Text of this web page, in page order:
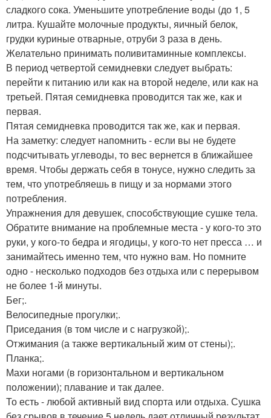
сладкого сока. Уменьшите употребление воды (до 1, 5
литра. Кушайте молочные продукты, яичный белок,
грудки куриные отварные, отруби 3 раза в день.
Желательно принимать поливитаминные комплексы.
В период четвертой семидневки следует выбрать:
перейти к питанию или как на второй неделе, или как на
третьей. Пятая семидневка проводится так же, как и
первая.
Пятая семидневка проводится так же, как и первая.
На заметку: следует напомнить - если вы не будете
подсчитывать углеводы, то вес вернется в ближайшее
время. Чтобы держать себя в тонусе, нужно следить за
тем, что употребляешь в пищу и за нормами этого
потребления.
Упражнения для девушек, способствующие сушке тела.
Обратите внимание на проблемные места - у кого-то это
руки, у кого-то бедра и ягодицы, у кого-то нет пресса … и
занимайтесь именно тем, что нужно вам. Но помните
одно - несколько подходов без отдыха или с перерывом
не более 1-й минуты.
Бег;.
Велосипедные прогулки;.
Приседания (в том числе и с нагрузкой);.
Отжимания (а также вертикальный жим от стены);.
Планка;.
Махи ногами (в горизонтальном и вертикальном
положении); плавание и так далее.
То есть - любой активный вид спорта или отдыха. Сушка